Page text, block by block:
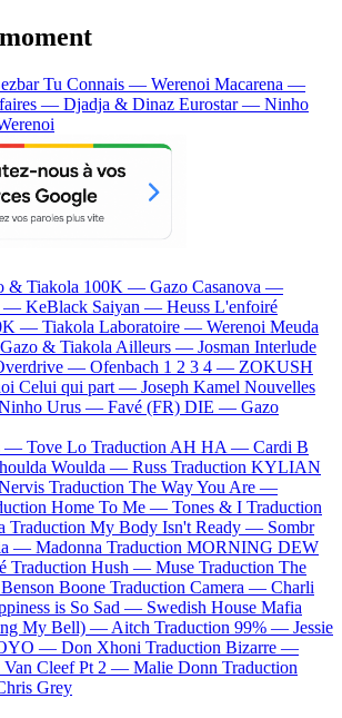
Tu Connais — Werenoi Macarena —
— Djadja & Dinaz Eurostar — Ninho
& Tiakola 100K — Gazo Casanova —
— KeBlack Saiyan — Heuss L'enfoiré
— Tiakola Laboratoire — Werenoi Meuda
Gazo & Tiakola Ailleurs — Josman Interlude
— Ofenbach 1 2 3 4 — ZOKUSH
Celui qui part — Joseph Kamel Nouvelles
Urus — Favé (FR) DIE — Gazo
— Tove Lo Traduction AH HA — Cardi B
Woulda — Russ Traduction KYLIAN
Traduction The Way You Are —
Home To Me — Tones & I Traduction
Traduction My Body Isn't Ready — Sombr
— Madonna Traduction MORNING DEW
Traduction Hush — Muse Traduction The
Benson Boone Traduction Camera — Charli
is So Sad — Swedish House Mafia
My Bell) — Aitch Traduction 99% — Jessie
— Don Xhoni Traduction Bizarre —
Van Cleef Pt 2 — Malie Donn Traduction
Grey